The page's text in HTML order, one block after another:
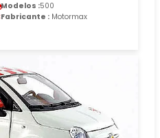
Modelos :500
Fabricante : Motormax